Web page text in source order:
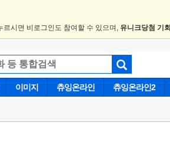
르시면 비로그인도 참여할 수 있으며, 유니크당첨 기회
이미지 츄잉온라인 츄잉온라인2